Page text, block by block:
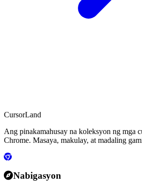
CursorLand
Ang pinakamahusay na koleksyon ng mga
Chrome. Masaya, makulay, at madaling
Nabigasyon